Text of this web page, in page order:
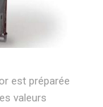
est préparée
valeurs